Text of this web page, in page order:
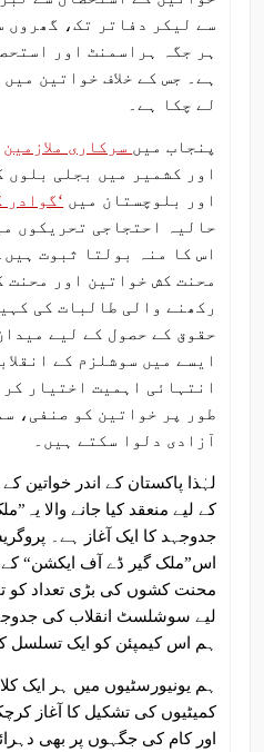
سے لیکر دفاتر تک، گھروں
ہر جگہ ہراسمنٹ اور
ہے۔ جس کے خلاف خواتین
لے چکا ہے۔
پنجاب میں سرکاری ملازمین
اور کشمیر میں بجلی بلوں
اور بلوچستان میں ‘گوادر
حالیہ احتجاجی تحریکوں
اس کا منہ بولتا ثبوت
محنت کش خواتین اور محنت
رکھنے والی طالبات کی
حقوق کے حصول کے لیے
ایسے میں سوشلزم کے
انتہائی اہمیت اختیار
طور پر خواتین کو صنفی،
آزادی دلوا سکتے ہیں۔
لہٰذا پاکستان کے اندر خواتین
کے لیے منعقد کیا جانے والا
جدوجہد کا ایک آغاز ہے۔
اس”ملک گیر ڈے آف ایکشن“ کے
محنت کشوں کی بڑی تعداد کو
لیے سوشلسٹ انقلاب کی
ہم اس کیمپئن کو ایک تسلسل
ہم یونیورسٹیوں میں ہر ایک
کمیٹیوں کی تشکیل کا آغاز
اور کام کی جگہوں پر بھی